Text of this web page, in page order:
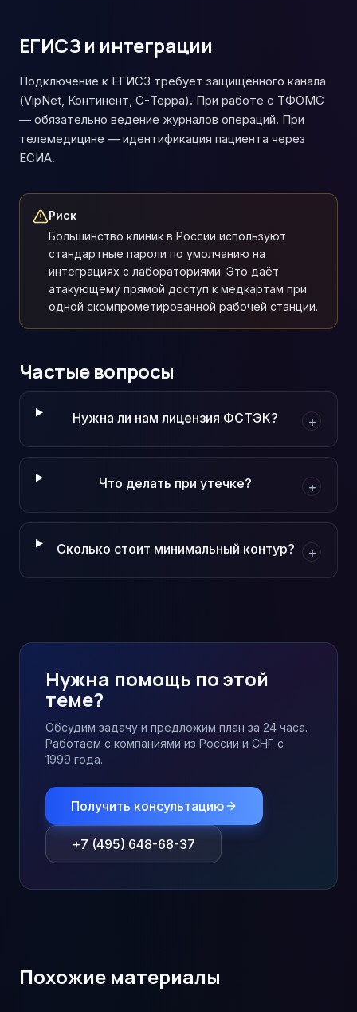
ЕГИСЗ и интеграции
Подключение к ЕГИСЗ требует защищённого канала
(VipNet, Континент, C-Терра). При работе с ТФОМС
— обязательно ведение журналов операций. При
телемедицине — идентификация пациента через
ЕСИА.
Риск
Большинство клиник в России используют
стандартные пароли по умолчанию на
интеграциях с лабораториями. Это даёт
атакующему прямой доступ к медкартам при
одной скомпрометированной рабочей станции.
Частые вопросы
Нужна ли нам лицензия ФСТЭК? +
Что делать при утечке? +
Сколько стоит минимальный контур? +
Нужна помощь по этой
теме?
Обсудим задачу и предложим план за 24 часа.
Работаем с компаниями из России и СНГ с
1999 года.
Получить консультацию
+7 (495) 648-68-37
Похожие материалы